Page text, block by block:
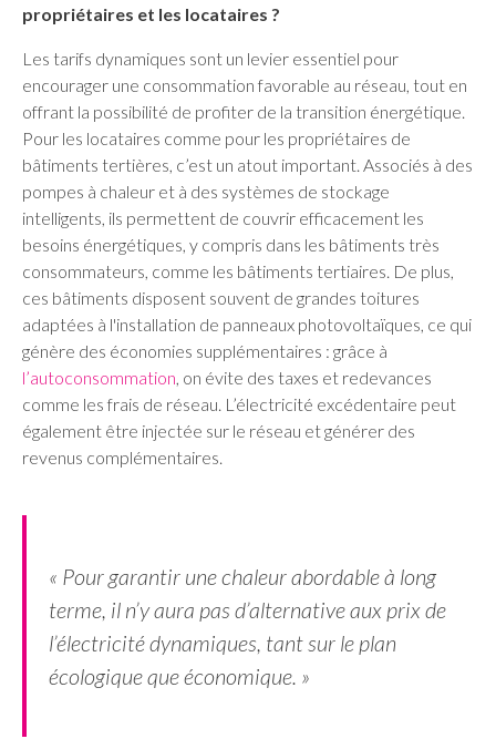
propriétaires et les locataires ?
Les tarifs dynamiques sont un levier essentiel pour
encourager une consommation favorable au réseau, tout en
offrant la possibilité de profiter de la transition énergétique.
Pour les locataires comme pour les propriétaires de
bâtiments tertières, c’est un atout important. Associés à des
pompes à chaleur et à des systèmes de stockage
intelligents, ils permettent de couvrir efficacement les
besoins énergétiques, y compris dans les bâtiments très
consommateurs, comme les bâtiments tertiaires. De plus,
ces bâtiments disposent souvent de grandes toitures
adaptées à l'installation de panneaux photovoltaïques, ce qui
génère des économies supplémentaires : grâce à
l’autoconsommation, on évite des taxes et redevances
comme les frais de réseau. L’électricité excédentaire peut
également être injectée sur le réseau et générer des
revenus complémentaires.
« Pour garantir une chaleur abordable à long
terme, il n’y aura pas d’alternative aux prix de
l’électricité dynamiques, tant sur le plan
écologique que économique. »